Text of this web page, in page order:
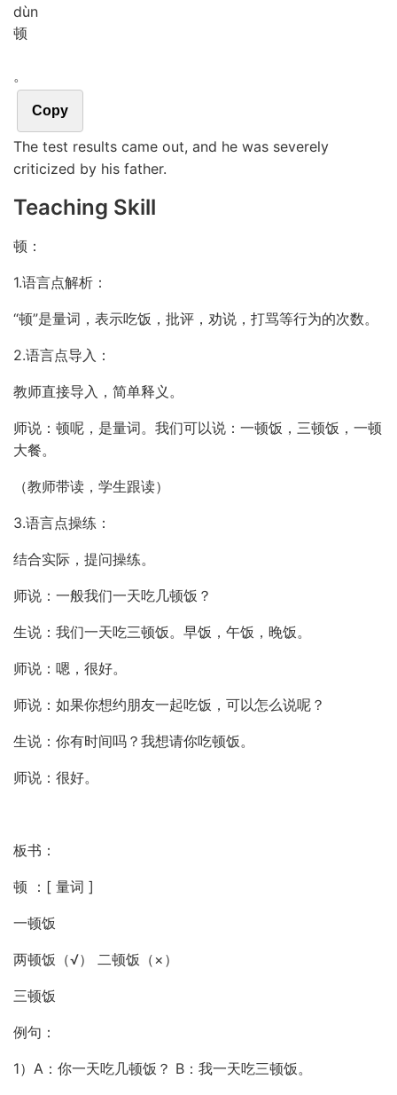
dùn
顿
。
Copy
The test results came out, and he was severely
criticized by his father.
Teaching Skill
顿：
1.语言点解析：
“顿”是量词，表示吃饭，批评，劝说，打骂等行为的次数。
2.语言点导入：
教师直接导入，简单释义。
师说：顿呢，是量词。我们可以说：一顿饭，三顿饭，一顿
大餐。
（教师带读，学生跟读）
3.语言点操练：
结合实际，提问操练。
师说：一般我们一天吃几顿饭？
生说：我们一天吃三顿饭。早饭，午饭，晚饭。
师说：嗯，很好。
师说：如果你想约朋友一起吃饭，可以怎么说呢？
生说：你有时间吗？我想请你吃顿饭。
师说：很好。
板书：
顿 ：[ 量词 ]
一顿饭
两顿饭（√） 二顿饭（×）
三顿饭
例句：
1）A：你一天吃几顿饭？ B：我一天吃三顿饭。